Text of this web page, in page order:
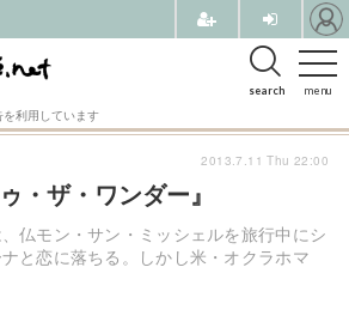
menu
search
利用しています
・ザ・ワンダー』
仏モン・サン・ミッシェルを旅行中にシ
と恋に落ちる。しかし米・オクラホマ
2013.7.11 Thu 22:00